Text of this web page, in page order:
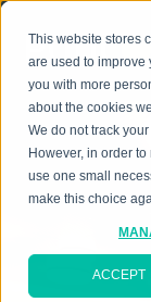
This website stores
are used to improve
you with more
about the cookies
We do not track
However, in order
use one small
make this choice
ACCEPT